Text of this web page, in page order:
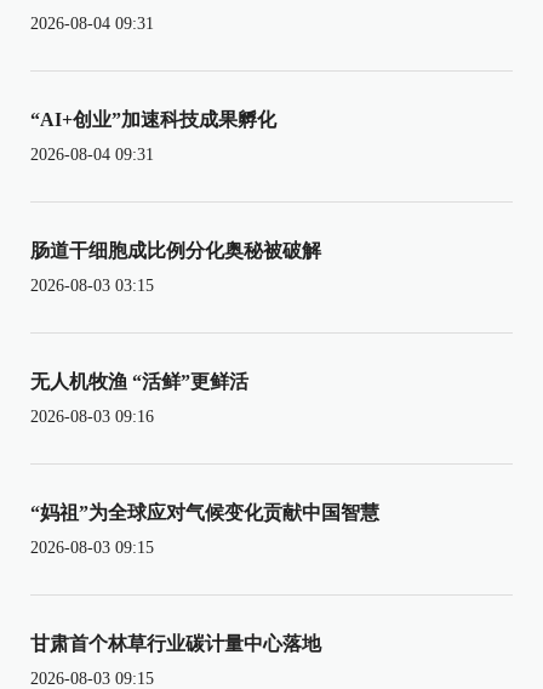
2026-08-04 09:31
“AI+创业”加速科技成果孵化
2026-08-04 09:31
肠道干细胞成比例分化奥秘被破解
2026-08-03 03:15
无人机牧渔 “活鲜”更鲜活
2026-08-03 09:16
“妈祖”为全球应对气候变化贡献中国智慧
2026-08-03 09:15
甘肃首个林草行业碳计量中心落地
2026-08-03 09:15